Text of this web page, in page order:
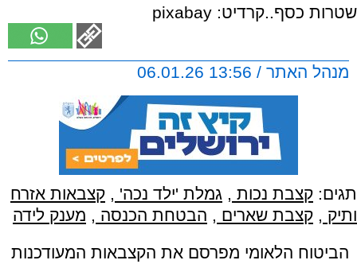
שטרות כסף..קרדיט: pixabay
מנהל האתר / 13:56 06.01.26
תגים: קצבת נכות , גמלת 'ילד נכה' , קצבאות אזרח
ותיק , קצבת שארים , הבטחת הכנסה , מענק לידה
הביטוח הלאומי מפרסם את הקצבאות המעודכנות